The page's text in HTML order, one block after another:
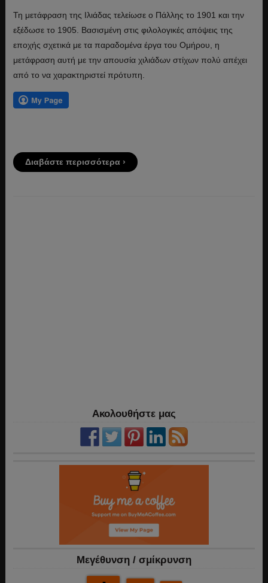
Τη μετάφραση της Ιλιάδας τελείωσε ο Πάλλης το 1901 και την
εξέδωσε το 1905. Βασισμένη στις φιλολογικές απόψεις της
εποχής σχετικά με τα παραδομένα έργα του Ομήρου, η
μετάφραση αυτή με την απουσία χιλιάδων στίχων πολύ απέχει
από το να χαρακτηριστεί πρότυπη.
Διαβάστε περισσότερα ›
Ακολουθήστε μας
Mεγέθυνση / σμίκρυνση